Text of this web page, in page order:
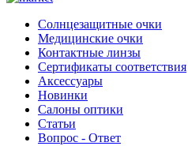
Солнцезащитные очки
Медицинские очки
Контактные линзы
Сертификаты соответствия
Аксессуары
Новинки
Салоны оптики
Статьи
Вопрос - Ответ